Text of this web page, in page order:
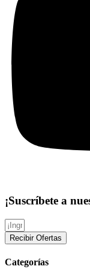
¡Suscríbete a
Recibir Ofertas
Categorías